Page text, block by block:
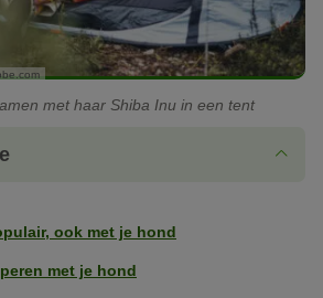
met haar Shiba Inu in een tent
ook met je hond
met je hond